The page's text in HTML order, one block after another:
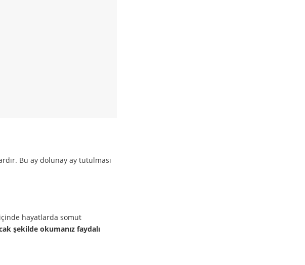
Bu ay dolunay ay tutulması
hayatlarda somut
şekilde okumanız faydalı